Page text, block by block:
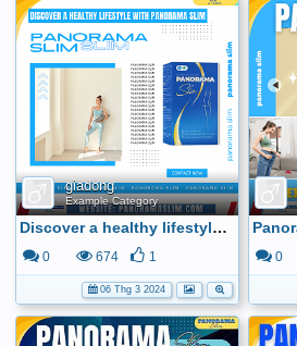
giadong
Example Category
Discover a healthy lifestyle with Panorama Slim
0 674 1
06 Thg 3 2024
0